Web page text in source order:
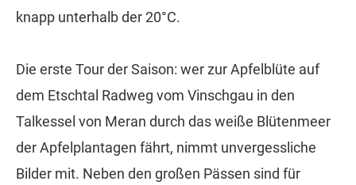
knapp unterhalb der 20°C.
Die erste Tour der Saison: wer zur Apfelblüte auf
dem Etschtal Radweg vom Vinschgau in den
Talkessel von Meran durch das weiße Blütenmeer
der Apfelplantagen fährt, nimmt unvergessliche
Bilder mit. Neben den großen Pässen sind für